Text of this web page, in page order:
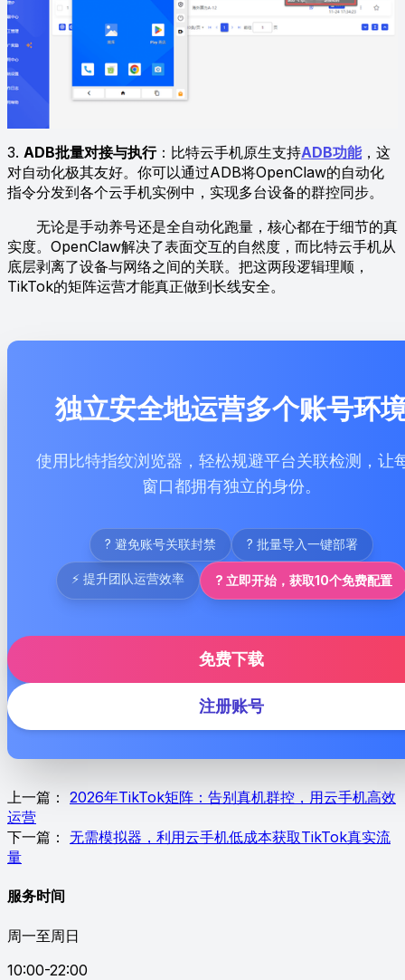
3. ADB批量对接与执行：比特云手机原生支持ADB功能，这
对自动化极其友好。你可以通过ADB将OpenClaw的自动化
指令分发到各个云手机实例中，实现多台设备的群控同步。
无论是手动养号还是全自动化跑量，核心都在于细节的真
实度。OpenClaw解决了表面交互的自然度，而比特云手机从
底层剥离了设备与网络之间的关联。把这两段逻辑理顺，
TikTok的矩阵运营才能真正做到长线安全。
独立安全地运营多个账号环
使用比特指纹浏览器，轻松规避平台关联检测，让
窗口都拥有独立的身份。
? 避免账号关联封禁 ? 批量导入一键部署
⚡ 提升团队运营效率 ? 立即开始，获取10个免费配置
免费下载
注册账号
上一篇： 2026年TikTok矩阵：告别真机群控，用云手机高效
运营
下一篇： 无需模拟器，利用云手机低成本获取TikTok真实流
量
服务时间
周一至周日
10:00-22:00